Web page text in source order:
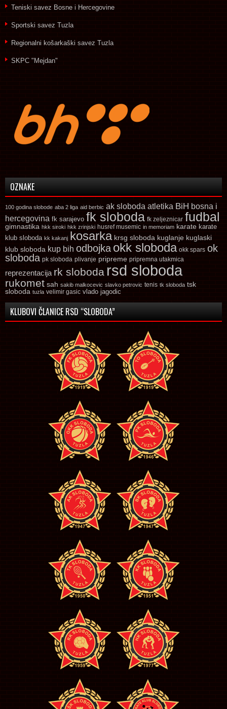
Teniski savez Bosne i Hercegovine
Sportski savez Tuzla
Regionalni košarkaški savez Tuzla
SKPC "Mejdan"
OZNAKE
100 godina slobode aba 2 liga aid berbic ak sloboda atletika BiH bosna i
hercegovina fk sarajevo fk sloboda fk zeljeznicar fudbal
gimnastika hkk siroki hkk zrinjski husref musemic in memoriam karate karate
klub sloboda kk kakanj kosarka krsg sloboda kuglanje kuglaski
klub sloboda kup bih odbojka okk sloboda okk spars ok
sloboda pk sloboda plivanje pripreme pripremna utakmica
reprezentacija rk sloboda rsd sloboda
rukomet sah sakib malkocevic slavko petrovic tenis tk sloboda tsk
sloboda tuzla velimir gasic vlado jagodic
KLUBOVI ČLANICE RSD “SLOBODA”